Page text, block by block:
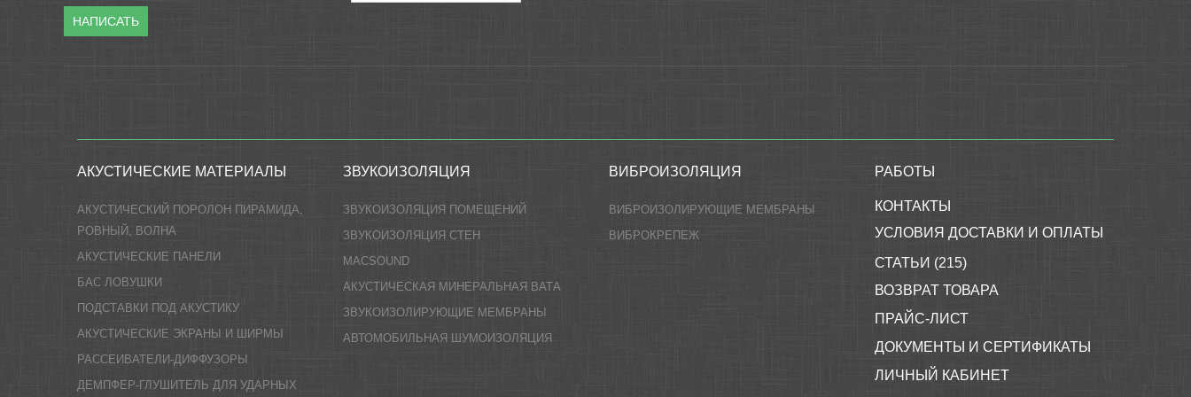
НАПИСАТЬ
АКУСТИЧЕСКИЕ МАТЕРИАЛЫ
АКУСТИЧЕСКИЙ ПОРОЛОН ПИРАМИДА,
РОВНЫЙ, ВОЛНА
АКУСТИЧЕСКИЕ ПАНЕЛИ
БАС ЛОВУШКИ
ПОДСТАВКИ ПОД АКУСТИКУ
АКУСТИЧЕСКИЕ ЭКРАНЫ И ШИРМЫ
РАССЕИВАТЕЛИ-ДИФФУЗОРЫ
ДЕМПФЕР-ГЛУШИТЕЛЬ ДЛЯ УДАРНЫХ
ЗВУКОИЗОЛЯЦИЯ
ЗВУКОИЗОЛЯЦИЯ ПОМЕЩЕНИЙ
ЗВУКОИЗОЛЯЦИЯ СТЕН
MACSOUND
АКУСТИЧЕСКАЯ МИНЕРАЛЬНАЯ ВАТА
ЗВУКОИЗОЛИРУЮЩИЕ МЕМБРАНЫ
АВТОМОБИЛЬНАЯ ШУМОИЗОЛЯЦИЯ
ВИБРОИЗОЛЯЦИЯ
ВИБРОИЗОЛИРУЮЩИЕ МЕМБРАНЫ
ВИБРОКРЕПЕЖ
РАБОТЫ
КОНТАКТЫ
УСЛОВИЯ ДОСТАВКИ И ОПЛАТЫ
СТАТЬИ (215)
ВОЗВРАТ ТОВАРА
ПРАЙС-ЛИСТ
ДОКУМЕНТЫ И СЕРТИФИКАТЫ
ЛИЧНЫЙ КАБИНЕТ